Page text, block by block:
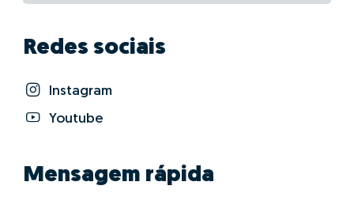
Redes sociais
Instagram
Youtube
Mensagem rápida